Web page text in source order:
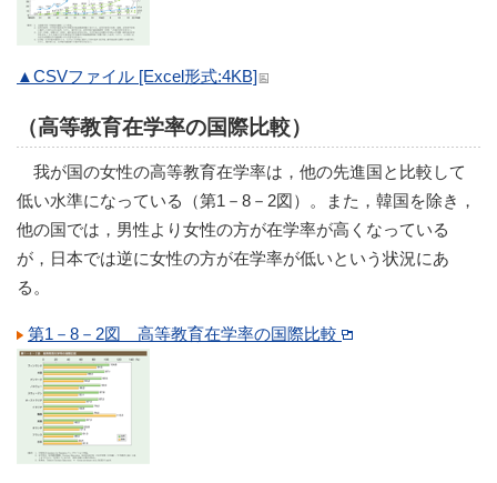
▲CSVファイル [Excel形式:4KB]
（高等教育在学率の国際比較）
我が国の女性の高等教育在学率は，他の先進国と比較して
低い水準になっている（第1－8－2図）。また，韓国を除き，
他の国では，男性より女性の方が在学率が高くなっている
が，日本では逆に女性の方が在学率が低いという状況にあ
る。
第1－8－2図 高等教育在学率の国際比較